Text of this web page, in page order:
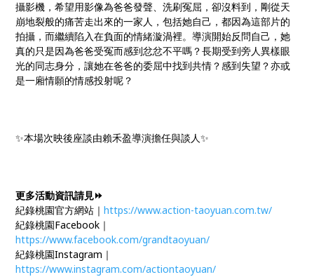
攝影機，希望用影像為爸爸發聲、洗刷冤屈，卻沒料到，剛從天
崩地裂般的痛苦走出來的一家人，包括她自己，都因為這部片的
拍攝，而繼續陷入在負面的情緒漩渦裡。導演開始反問自己，她
真的只是因為爸爸受冤而感到忿忿不平嗎？長期受到旁人異樣眼
光的同志身分，讓她在爸爸的委屈中找到共情？感到失望？亦或
是一廂情願的情感投射呢？
✨本場次映後座談由賴禾盈導演擔任與談人✨
更多活動資訊請見⏩
紀錄桃園官方網站｜https://www.action-taoyuan.com.tw/
紀錄桃園Facebook｜
https://www.facebook.com/grandtaoyuan/
紀錄桃園Instagram｜
https://www.instagram.com/actiontaoyuan/